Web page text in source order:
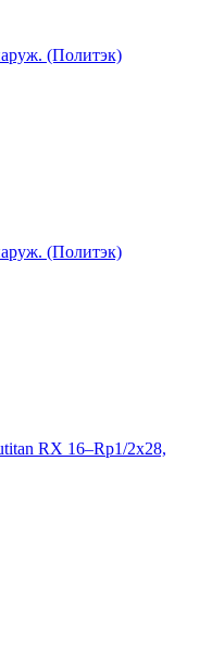
(Политэк)
(Политэк)
RX 16–Rp1/2x28,